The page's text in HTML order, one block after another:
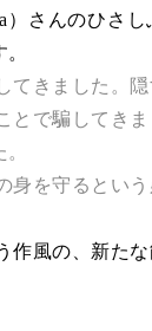
）さんのひさ
てきました。
とで騙してき
身を守るとい
風の、新た